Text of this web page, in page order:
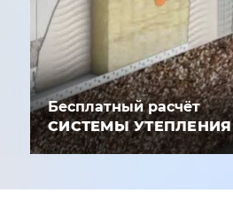
Бесплатный расчёт
СИСТЕМЫ УТЕПЛЕНИЯ